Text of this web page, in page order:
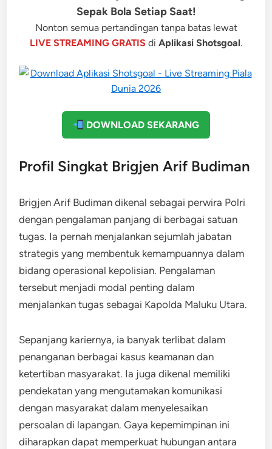
Sepak Bola Setiap Saat!
Nonton semua pertandingan tanpa batas lewat
LIVE STREAMING GRATIS di Aplikasi Shotsgoal.
DOWNLOAD SEKARANG
Profil Singkat Brigjen Arif Budiman
Brigjen Arif Budiman dikenal sebagai perwira Polri
dengan pengalaman panjang di berbagai satuan
tugas. Ia pernah menjalankan sejumlah jabatan
strategis yang membentuk kemampuannya dalam
bidang operasional kepolisian. Pengalaman
tersebut menjadi modal penting dalam
menjalankan tugas sebagai Kapolda Maluku Utara.
Sepanjang kariernya, ia banyak terlibat dalam
penanganan berbagai kasus keamanan dan
ketertiban masyarakat. Ia juga dikenal memiliki
pendekatan yang mengutamakan komunikasi
dengan masyarakat dalam menyelesaikan
persoalan di lapangan. Gaya kepemimpinan ini
diharapkan dapat memperkuat hubungan antara